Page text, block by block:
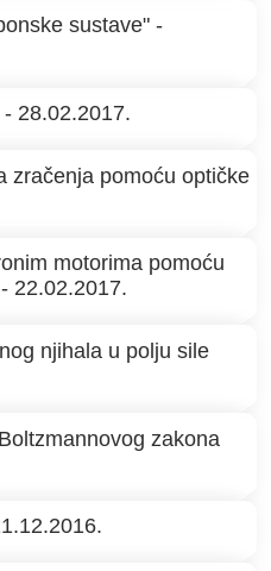
sustave" -
28.02.2017.
zračenja pomoću optičke
motorima pomoću
22.02.2017.
njihala u polju sile
zakona